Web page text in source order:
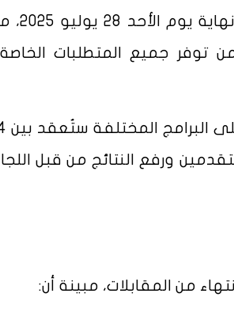
أكدت الهيئة أن آخر موعد
من توفر جميع المتطلبات
ورفع النتائج من قبل
من المقابلات، مبينة أن: